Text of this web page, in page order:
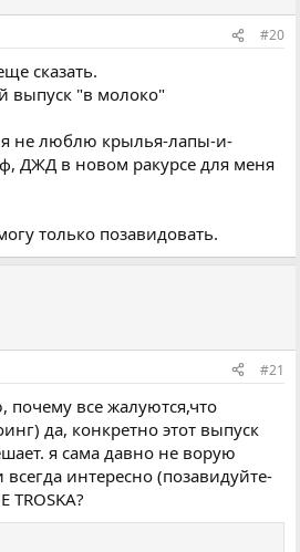
#20
сказать.
выпуск "в молоко"
не люблю крылья-лапы-и-
ДЖД в новом ракурсе для меня
только позавидовать.
#21
все жалуются,что
да, конкретно этот выпуск
я сама давно не ворую
интересно (позавидуйте-